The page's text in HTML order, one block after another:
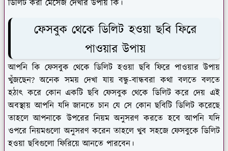
ডিলিট করা মেসেজ দেখার উপায় কি।
ফেসবুক থেকে ডিলিট হওয়া ছবি ফিরে
পাওয়ার উপায়
আপনি কি ফেসবুক থেকে ডিলিট হওয়া ছবি ফিরে পাওয়ার উপায়
খুঁজছেন? অনেক সময় দেখা যায় বন্ধু-বান্ধবরা কথা বলতে বলতে
হঠাৎ করে কোন একটি ছবি ফেসবুক থেকে ডিলিট করে দেয় এই
অবস্থায় আপনি যদি জানতে চান যে সে কোন ছবিটি ডিলিট করেছে
তাহলে আপনাকে উপরের নিয়ম অনুসরণ করতে হবে আপনি যদি
ওপরে নিয়মগুলো অনুসরণ করেন তাহলে খুব সহজে ফেসবুকে ডিলিট
হওয়া ছবিগুলো ফিরিয়ে আনতে পারবেন।